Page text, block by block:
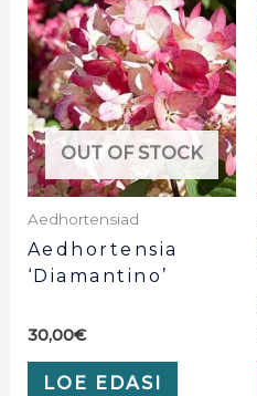
OUT OF STOCK
Aedhortensiad
Aedhortensia
‘Diamantino’
30,00€
LOE EDASI